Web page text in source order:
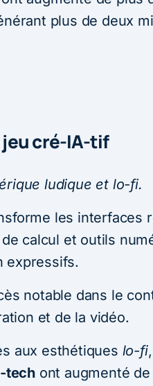
plus de deux
jeu cré-IA-tif
ludique et lo-fi.
les interfaces
calcul et outils
expressifs.
notable dans le
et de la vidéo.
aux esthétiques lo-fi
tech ont augmenté